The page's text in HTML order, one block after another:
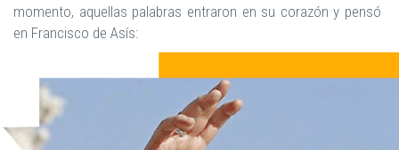
momento, aquellas palabras entraron en su corazón y pensó
en Francisco de Asís: